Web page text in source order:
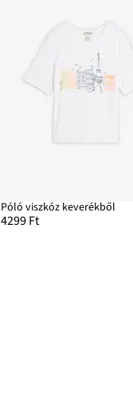
Póló viszkóz keverékből
4299 Ft